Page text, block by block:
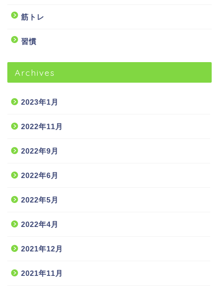
筋トレ
習慣
Archives
2023年1月
2022年11月
2022年9月
2022年6月
2022年5月
2022年4月
2021年12月
2021年11月